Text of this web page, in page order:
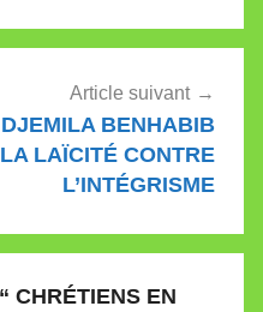
Article suivant
BENHABIB
LAÏCITÉ CONTRE
L’INTÉGRISME
CHRÉTIENS EN